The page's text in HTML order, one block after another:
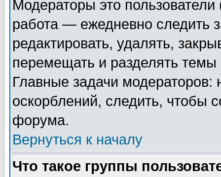
Модераторы это
работа — ежедневно следить
редактировать, удалять,
перемещать и разделять
Главные задачи
оскорблений, следить, чтобы
форума.
Вернуться к началу
Что такое группы